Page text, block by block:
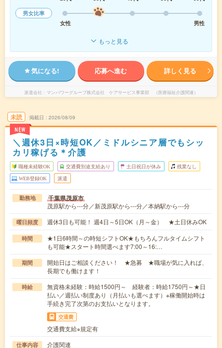
男女比率
女性
男性
もっと見る
気になる! 応募へ進む 詳しく見る
派遣会社 マンパワーグループ株式会社 ケアサービス事業部 （医療福祉介護関連）
未読
NEW
掲載日 2026/08/09
＼週休3日×時短OK／ミドルシニア層でもシッ
カリ稼げる＊介護
職種未経験OK 交通費別途支給あり 土日祝日が休み 残業なし
WEB登録OK 派遣
勤務地 千葉県茂原市
茂原駅から---分／新茂原駅から---分／本納駅から---分
曜日頻度 週休3日も可能！ 週4日～5日OK（月～金） ★土日休みOK
時間
★1日6時間～の時短シフトOK★もちろんフルタイムシフト
も可能★スタート時間選べます7:00～16:…
期間
開始日はご相談ください！ ★急募 ★職場が気に入れば、
長期でも働けます！
時給
無資格未経験：時給1500円～ 経験者：時給1750円～★日
払い／週払い制度あり（月払いも選べます）※稼働開始時は
手続き完了次第のお支払いとなります。
交通費
交通費支給※規定有
仕事内容
介護関連